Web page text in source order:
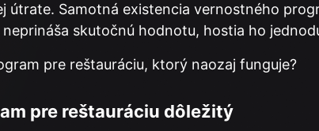
útrate. Samotná existencia vernostného
skutočnú hodnotu, hostia ho
pre reštauráciu, ktorý naozaj funguje?
pre reštauráciu dôležitý